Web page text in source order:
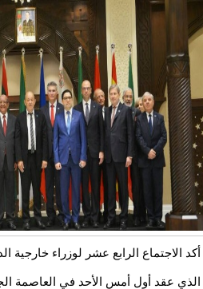
الذي عقد أول أمس الأحد في العاصمة